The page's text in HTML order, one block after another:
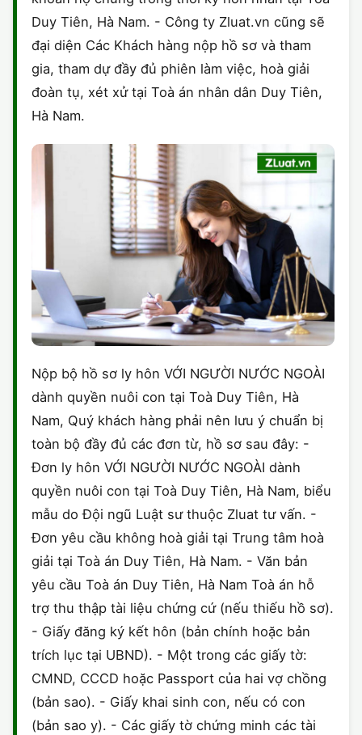
Duy Tiên, Hà Nam. - Công ty Zluat.vn cũng sẽ
đại diện Các Khách hàng nộp hồ sơ và tham
gia, tham dự đầy đủ phiên làm việc, hoà giải
đoàn tụ, xét xử tại Toà án nhân dân Duy Tiên,
Hà Nam.
Nộp bộ hồ sơ ly hôn VỚI NGƯỜI NƯỚC NGOÀI
dành quyền nuôi con tại Toà Duy Tiên, Hà
Nam, Quý khách hàng phải nên lưu ý chuẩn bị
toàn bộ đầy đủ các đơn từ, hồ sơ sau đây: -
Đơn ly hôn VỚI NGƯỜI NƯỚC NGOÀI dành
quyền nuôi con tại Toà Duy Tiên, Hà Nam, biểu
mẫu do Đội ngũ Luật sư thuộc Zluat tư vấn. -
Đơn yêu cầu không hoà giải tại Trung tâm hoà
giải tại Toà án Duy Tiên, Hà Nam. - Văn bản
yêu cầu Toà án Duy Tiên, Hà Nam Toà án hỗ
trợ thu thập tài liệu chứng cứ (nếu thiếu hồ sơ).
- Giấy đăng ký kết hôn (bản chính hoặc bản
trích lục tại UBND). - Một trong các giấy tờ:
CMND, CCCD hoặc Passport của hai vợ chồng
(bản sao). - Giấy khai sinh con, nếu có con
(bản sao y). - Các giấy tờ chứng minh các tài